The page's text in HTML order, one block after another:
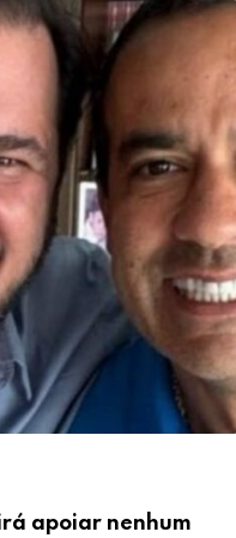
apoiar nenhum